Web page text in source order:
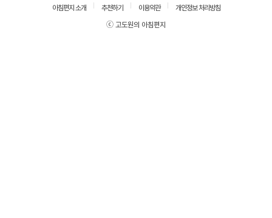
아침편지 소개 추천하기 이용약관
개인정보 처리방침
ⓒ 고도원의 아침편지